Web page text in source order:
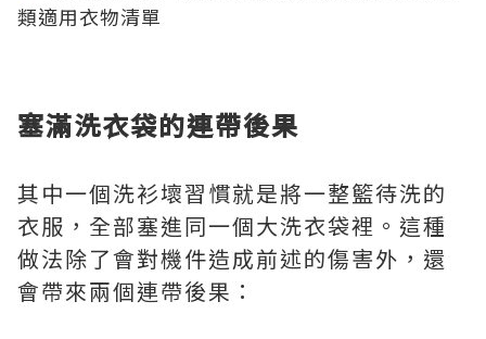
塞滿洗衣袋的連帶後果
其中一個洗衫壞習慣就是將一整籃待洗的
衣服，全部塞進同一個大洗衣袋裡。這種
做法除了會對機件造成前述的傷害外，還
會帶來兩個連帶後果：